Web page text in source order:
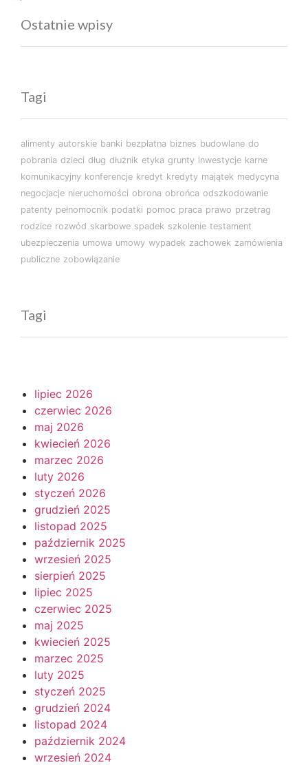
Ostatnie wpisy
Tagi
alimenty autorskie banki bezpłatna biznes budowlane do
pobrania dzieci dług dłużnik etyka grunty inwestycje karne
komunikacyjny konferencje kredyt kredyty majątek medycyna
negocjacje nieruchomości obrona obrońca odszkodowanie
patenty pełnomocnik podatki pomoc praca prawo przetrag
rodzice rozwód skarbowe spadek szkolenie testament
ubezpieczenia umowa umowy wypadek zachowek zamówienia
publiczne zobowiązanie
Tagi
lipiec 2026
czerwiec 2026
maj 2026
kwiecień 2026
marzec 2026
luty 2026
styczeń 2026
grudzień 2025
listopad 2025
październik 2025
wrzesień 2025
sierpień 2025
lipiec 2025
czerwiec 2025
maj 2025
kwiecień 2025
marzec 2025
luty 2025
styczeń 2025
grudzień 2024
listopad 2024
październik 2024
wrzesień 2024